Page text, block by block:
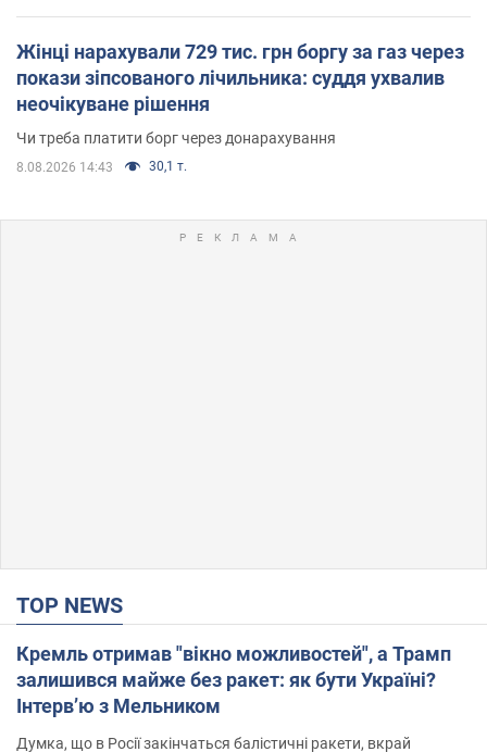
Жінці нарахували 729 тис. грн боргу за газ через
покази зіпсованого лічильника: суддя ухвалив
неочікуване рішення
Чи треба платити борг через донарахування
8.08.2026 14:43 30,1 т.
TOP NEWS
Кремль отримав "вікно можливостей", а Трамп
залишився майже без ракет: як бути Україні?
Інтерв’ю з Мельником
Думка, що в Росії закінчаться балістичні ракети, вкрай